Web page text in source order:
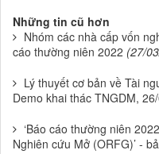
Những tin cũ hơn
Nhóm các nhà cấp vốn
cáo thường niên 2022 (27/
Lý thuyết cơ bản về Tài
Demo khai thác TNGDM,
‘Báo cáo thường niên
Nghiên cứu Mở (ORFG)’ -